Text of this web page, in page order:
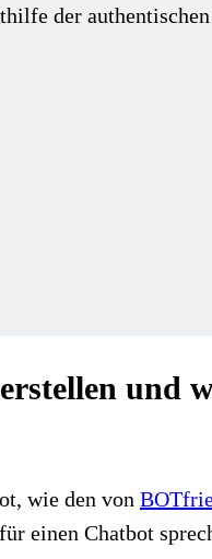
der
und
wie den von
einen Chatbot